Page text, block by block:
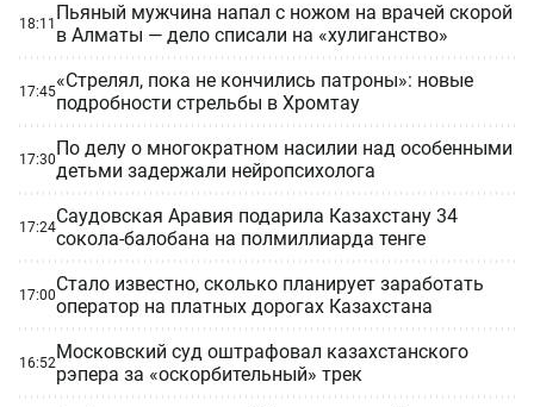
18:11 Пьяный мужчина напал с ножом на врачей скорой
в Алматы — дело списали на «хулиганство»
17:45«Стрелял, пока не кончились патроны»: новые
подробности стрельбы в Хромтау
17:30По делу о многократном насилии над особенными
детьми задержали нейропсихолога
17:24Саудовская Аравия подарила Казахстану 34
сокола-балобана на полмиллиарда тенге
17:00Стало известно, сколько планирует заработать
оператор на платных дорогах Казахстана
16:52Московский суд оштрафовал казахстанского
рэпера за «оскорбительный» трек